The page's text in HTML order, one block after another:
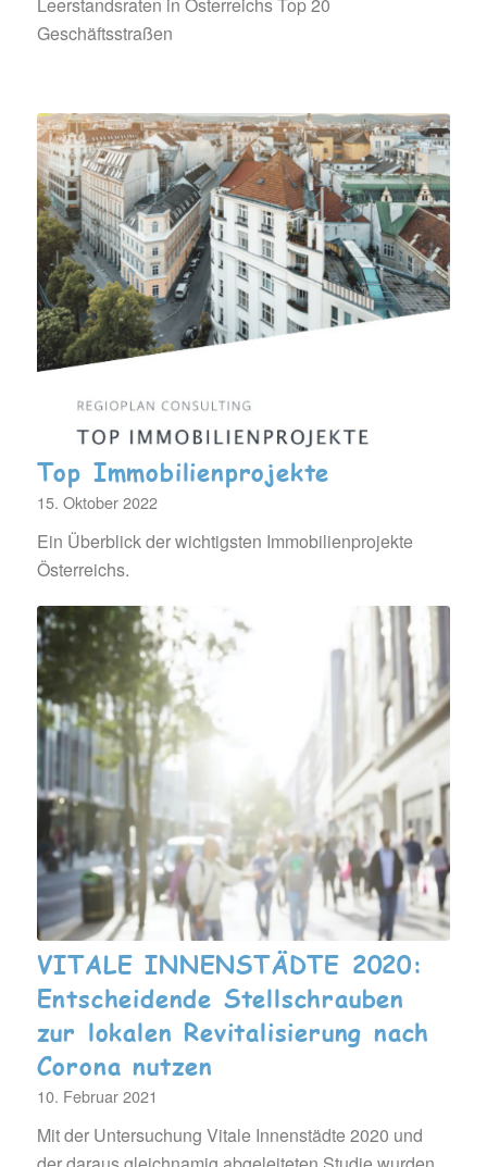
Leerstandsraten in Österreichs Top 20
Geschäftsstraßen
Top Immobilienprojekte
15. Oktober 2022
Ein Überblick der wichtigsten Immobilienprojekte
Österreichs.
VITALE INNENSTÄDTE 2020:
Entscheidende Stellschrauben
zur lokalen Revitalisierung nach
Corona nutzen
10. Februar 2021
Mit der Untersuchung Vitale Innenstädte 2020 und